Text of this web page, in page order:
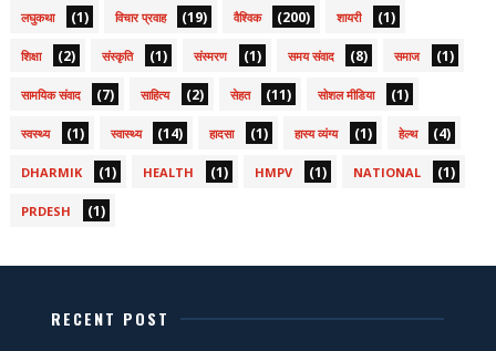
लघुकथा (1) विचार प्रवाह (19) वैश्विक (200) शायरी (1)
शिक्षा (2) संस्कृति (1) संस्मरण (1) समय संवाद (8) समाज (1)
सामयिक संवाद (7) साहित्य (2) सेहत (11) सोशल मीडिया (1)
स्वस्थ्य (1) स्वास्थ्य (14) हादसा (1) हास्य व्यंग्य (1) हेल्थ (4)
DHARMIK (1) HEALTH (1) HMPV (1) NATIONAL (1)
PRDESH (1)
RECENT POST